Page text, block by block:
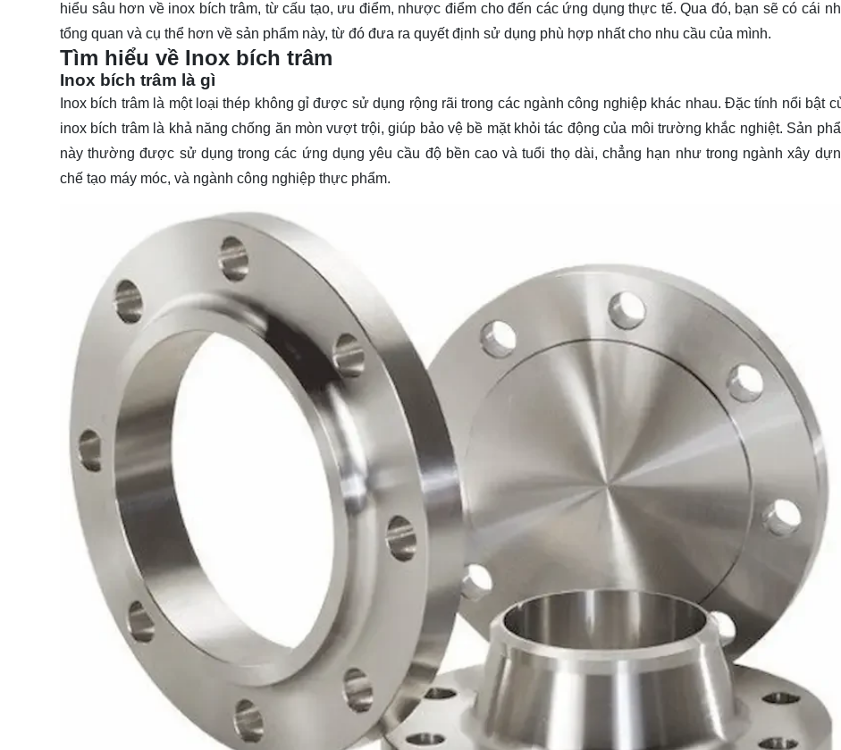
hiểu sâu hơn về inox bích trâm, từ cấu tạo, ưu điểm, nhược điểm cho đến các ứng dụng thực tế. Qua đó, bạn sẽ có cái
tổng quan và cụ thể hơn về sản phẩm này, từ đó đưa ra quyết định sử dụng phù hợp nhất cho nhu cầu của mình.
Tìm hiểu về Inox bích trâm
Inox bích trâm là gì
Inox bích trâm là một loại thép không gỉ được sử dụng rộng rãi trong các ngành công nghiệp khác nhau. Đặc tính nổi bật
inox bích trâm là khả năng chống ăn mòn vượt trội, giúp bảo vệ bề mặt khỏi tác động của môi trường khắc nghiệt. Sản
này thường được sử dụng trong các ứng dụng yêu cầu độ bền cao và tuổi thọ dài, chẳng hạn như trong ngành xây
chế tạo máy móc, và ngành công nghiệp thực phẩm.